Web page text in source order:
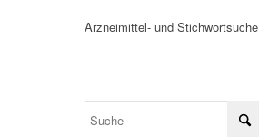
Arzneimittel- und Stichwortsuche